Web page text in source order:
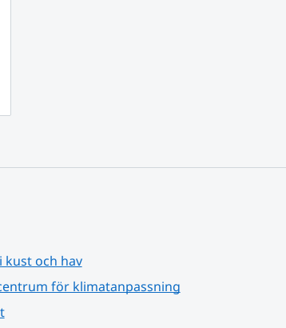
kust och hav
för klimatanpassning